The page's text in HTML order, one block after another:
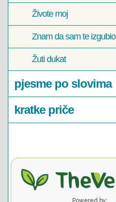
Živote moj
Znam da sam te izgubio
Žuti dukat
pjesme po slovima
kratke priče